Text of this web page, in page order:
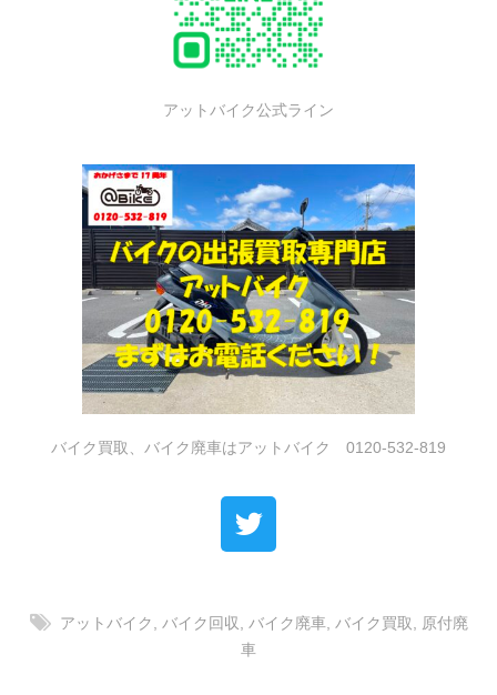
アットバイク公式ライン
バイク買取、バイク廃車はアットバイク 0120-532-819
アットバイク , バイク回収 , バイク廃車, バイク買取 , 原付廃
車